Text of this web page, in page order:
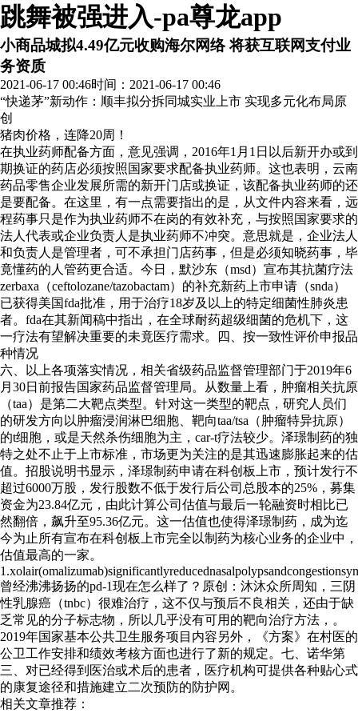
跳舞被强进入-pa尊龙app
小商品城拟4.49亿元收购海尔网络 将获互联网支付业
务资质
2021-06-17 00:46时间：2021-06-17 00:46
“快递茅”新动作：顺丰拟分拆同城实业上市 实现多元化布局原
创
猪肉价格，连降20周！
在执业药师配备方面，意见强调，2016年1月1日以后新开办或到
期换证的药店必须按照国家要求配备执业药师。这也表明，云南
药品零售企业发展所需的新开门店或换证，该配备执业药师的还
是要配备。在这里，有一点需要指出的是，从文件内容来看，远
程药事只是作为执业药师不在岗的有效补充，与按照国家要求的
法人代表或企业负责人是执业药师不冲突。意思就是，企业法人
和负责人是管理者，可不承担门店药事，但是必须知晓药事，毕
竟懂药的人管药更合适。今日，默沙东（msd）宣布其抗菌疗法
zerbaxa（ceftolozane/tazobactam）的补充新药上市申请（snda）
已获得美国fda批准，用于治疗18岁及以上的特定细菌性肺炎患
者。fda在其新闻稿中指出，在全球耐药超级细菌的危机下，这
一疗法有望解决重要的未竟医疗需求。四、按一致性评价申报品
种情况
六、以上各项落实情况，相关省级药品监督管理部门于2019年6
月30日前报告国家药品监督管理局。从数量上看，肿瘤相关抗原
（taa）是第二大靶点类型。针对这一类型的靶点，研究人员们
的研发方向以肿瘤浸润淋巴细胞、靶向taa/tsa（肿瘤特异抗原）
的t细胞，或是天然杀伤细胞为主，car-t疗法较少。泽璟制药的独
特之处不止于上市标准，市场更为关注的是其迅速膨胀起来的估
值。招股说明书显示，泽璟制药申请在科创板上市，预计发行不
超过6000万股，发行股数不低于发行后公司总股本的25%，募集
资金为23.84亿元，由此计算公司估值与最后一轮融资时相比已
然翻倍，飙升至95.36亿元。这一估值也使得泽璟制药，成为迄
今为止所有宣布在科创板上市完全以制药为核心业务的企业中，
估值最高的一家。
曾经沸沸扬扬的pd-1现在怎么样了？原创：沐沐众所周知，三阴
性乳腺癌（tnbc）很难治疗，这不仅与预后不良相关，还由于缺
乏常见的分子标志物，所以几乎没有可用的靶向治疗方法，。
2019年国家基本公共卫生服务项目内容另外，《方案》在村医的
公卫工作安排和绩效考核方面也进行了新的规定。七、诺华第
三、对已经得到医治或术后的患者，医疗机构可提供各种贴心式
的康复途径和措施建立二次预防的防护网。
相关文章推荐：